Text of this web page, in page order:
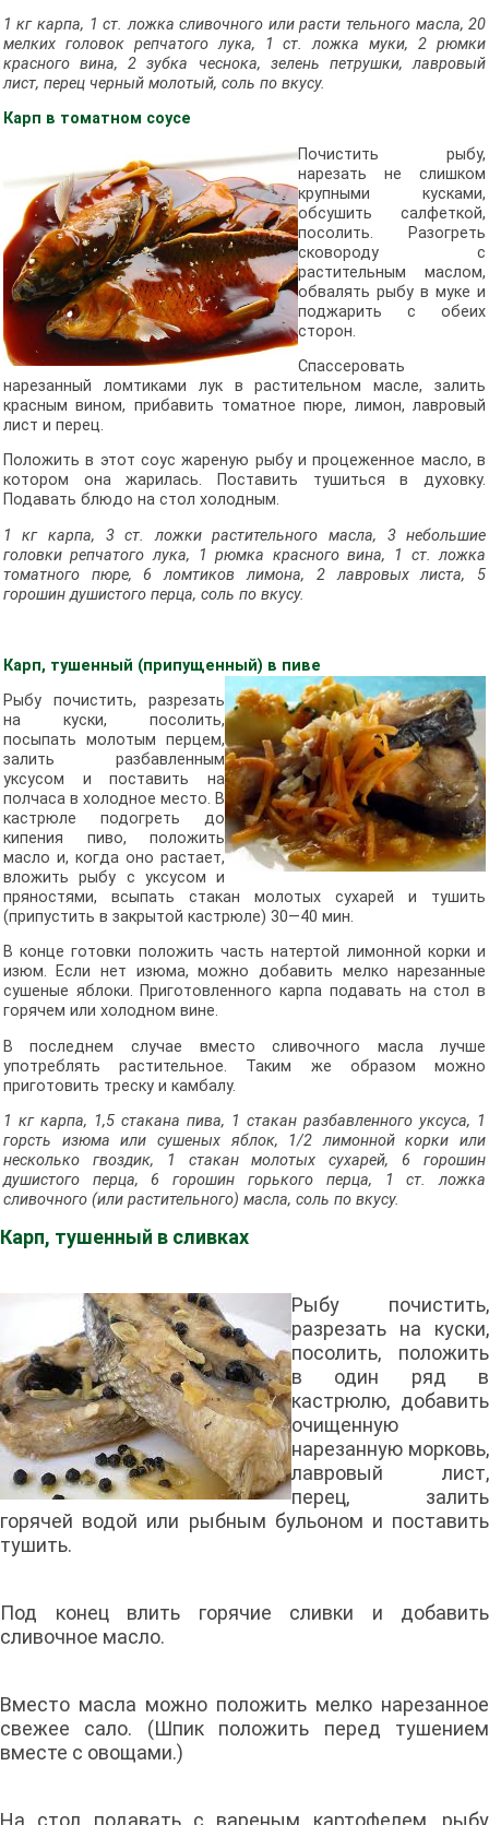
1 кг карпа, 1 ст. ложка сливочного или расти тельного масла, 20
мелких головок репчатого лука, 1 ст. ложка муки, 2 рюмки
красного вина, 2 зубка чеснока, зелень петрушки, лавровый
лист, перец черный молотый, соль по вкусу.
Карп в томатном соусе
Почистить рыбу,
нарезать не слишком
крупными кусками,
обсушить салфеткой,
посолить. Разогреть
сковороду с
растительным маслом,
обвалять рыбу в муке и
поджарить с обеих
сторон.
Спассеровать
нарезанный ломтиками лук в растительном масле, залить
красным вином, прибавить томатное пюре, лимон, лавровый
лист и перец.
Положить в этот соус жареную рыбу и процеженное масло, в
котором она жарилась. Поставить тушиться в духовку.
Подавать блюдо на стол холодным.
1 кг карпа, 3 ст. ложки растительного масла, 3 небольшие
головки репчатого лука, 1 рюмка красного вина, 1 ст. ложка
томатного пюре, 6 ломтиков лимона, 2 лавровых листа, 5
горошин душистого перца, соль по вкусу.
Карп, тушенный (припущенный) в пиве
Рыбу почистить, разрезать
на куски, посолить,
посыпать молотым перцем,
залить разбавленным
уксусом и поставить на
полчаса в холодное место. В
кастрюле подогреть до
кипения пиво, положить
масло и, когда оно растает,
вложить рыбу с уксусом и
пряностями, всыпать стакан молотых сухарей и тушить
(припустить в закрытой кастрюле) 30—40 мин.
В конце готовки положить часть натертой лимонной корки и
изюм. Если нет изюма, можно добавить мелко нарезанные
сушеные яблоки. Приготовленного карпа подавать на стол в
горячем или холодном вине.
В последнем случае вместо сливочного масла лучше
употреблять растительное. Таким же образом можно
приготовить треску и камбалу.
1 кг карпа, 1,5 стакана пива, 1 стакан разбавленного уксуса, 1
горсть изюма или сушеных яблок, 1/2 лимонной корки или
несколько гвоздик, 1 стакан молотых сухарей, 6 горошин
душистого перца, 6 горошин горького перца, 1 ст. ложка
сливочного (или растительного) масла, соль по вкусу.
Карп, тушенный в сливках
Рыбу почистить,
разрезать на куски,
посолить, положить
в один ряд в
кастрюлю, добавить
очищенную
нарезанную морковь,
лавровый лист,
перец, залить
горячей водой или рыбным бульоном и поставить
тушить.
Под конец влить горячие сливки и добавить
сливочное масло.
Вместо масла можно положить мелко нарезанное
свежее сало. (Шпик положить перед тушением
вместе с овощами.)